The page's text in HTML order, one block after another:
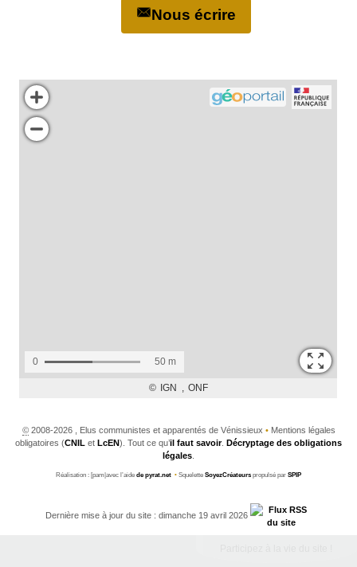
Nous écrire
©2008-2026 , Elus communistes et apparentés de Vénissieux •Mentions légales
obligatoires (CNIL et LcEN). Tout ce qu’il faut savoir. Décryptage des obligations
légales
Réalisation : [pam|avec l’aide de pyrat.net • Squelette SoyezCréateurs propulsé par SPIP
Dernière mise à jour du site : dimanche 19 avril 2026